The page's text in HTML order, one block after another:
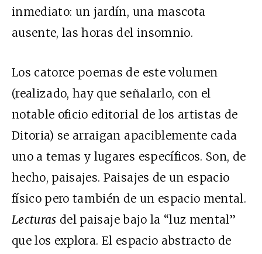
inmediato: un jardín, una mascota
ausente, las horas del insomnio.
Los catorce poemas de este volumen
(realizado, hay que señalarlo, con el
notable oficio editorial de los artistas de
Ditoria) se arraigan apaciblemente cada
uno a temas y lugares específicos. Son, de
hecho, paisajes. Paisajes de un espacio
físico pero también de un espacio mental.
Lecturas del paisaje bajo la “luz mental”
que los explora. El espacio abstracto de